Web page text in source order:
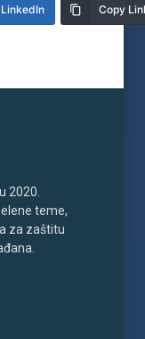
LinkedIn Copy
2020.
teme,
za zaštitu